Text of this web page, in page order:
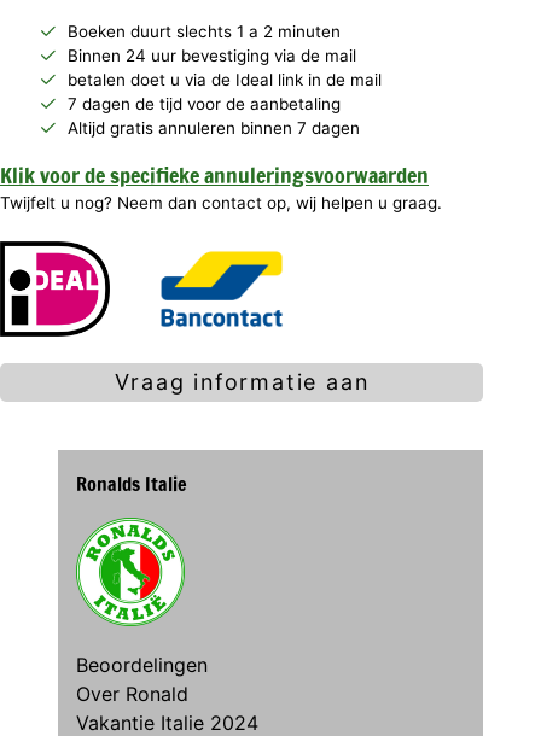
Boeken duurt slechts 1 a 2 minuten
Binnen 24 uur bevestiging via de mail
betalen doet u via de Ideal link in de mail
7 dagen de tijd voor de aanbetaling
Altijd gratis annuleren binnen 7 dagen
Klik voor de specifieke annuleringsvoorwaarden
Twijfelt u nog? Neem dan contact op, wij helpen u graag.
Vraag informatie aan
Ronalds Italie
Beoordelingen
Over Ronald
Vakantie Italie 2024